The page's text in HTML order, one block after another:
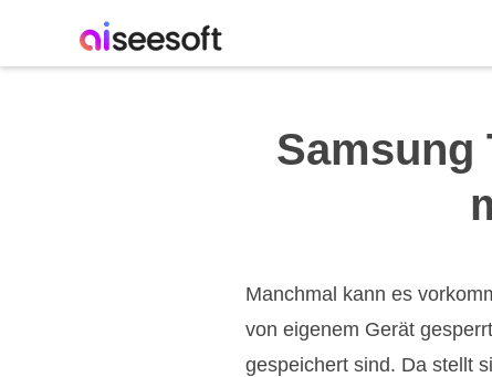
Samsung
Manchmal kann es
von eigenem Gerät
gespeichert sind. Da stellt